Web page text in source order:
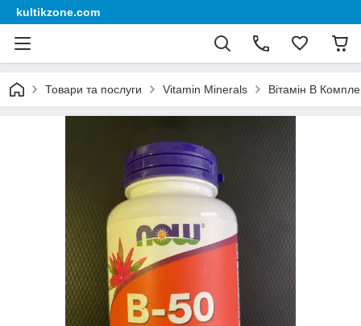
kultikzone.com
Товари та послуги Vitamin Minerals Вітамін В